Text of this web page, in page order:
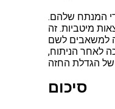
המנתח שלהם.
מיטביות. זה
למשאבים לשם
לאחר הניתוח,
סיכום